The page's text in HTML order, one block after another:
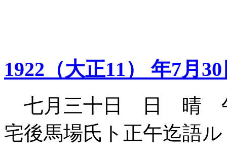
1922（大正11） 年7月
七月三十日 日 晴
宅後馬場氏ト正午迄語ル